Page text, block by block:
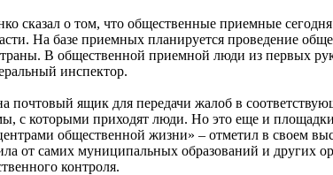
сказал о том, что общественные приемные
На базе приемных планируется проведение
В общественной приемной люди из первых
инспектор.
ящик для передачи жалоб в
с которыми приходят люди. Но это еще и
общественной жизни» – отметил в своем
от самих муниципальных образований и других
контроля.